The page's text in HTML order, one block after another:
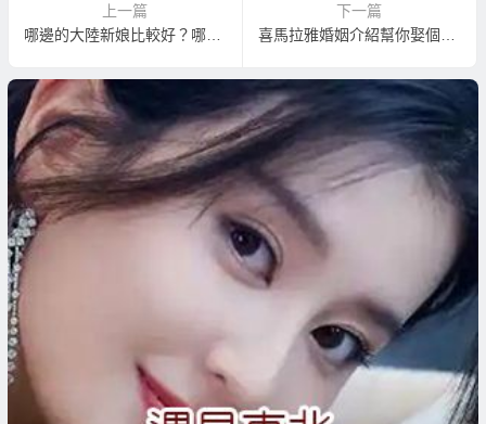
上一篇
哪邊的大陸新娘比較好？哪邊的大陸新娘比較顧家？哪邊的大陸新娘比較孝順？
下一篇